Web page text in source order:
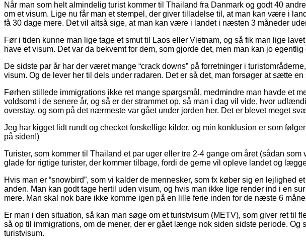
Når man som helt almindelig turist kommer til Thailand fra Danmark og godt 40
om et visum. Lige nu får man et stempel, der giver tilladelse til, at man kan være i
få 30 dage mere. Det vil altså sige, at man kan være i landet i næsten 3 måneder
Før i tiden kunne man lige tage et smut til Laos eller Vietnam, og så fik man lige
have et visum. Det var da bekvemt for dem, som gjorde det, men man kan jo
De sidste par år har der været mange “crack downs” på forretninger i
visum. Og de lever her til dels under radaren. Det er så det, man forsøger at sætte en
Førhen stillede immigrations ikke ret mange spørgsmål, medmindre man havde et
voldsomt i de senere år, og så er der strammet op, så man i dag vil vide, hvor
overstay, og som på det nærmeste var gået under jorden her. Det er blevet meget
Jeg har kigget lidt rundt og checket forskellige kilder, og min konklusion er som
på siden!)
Turister, som kommer til Thailand et par uger eller tre 2-4 gange om året (sådan
glade for rigtige turister, der kommer tilbage, fordi de gerne vil opleve landet og
Hvis man er “snowbird”, som vi kalder de mennesker, som fx køber sig en
anden. Man kan godt tage hertil uden visum, og hvis man ikke lige render ind i en
mere. Man skal nok bare ikke komme igen på en lille ferie inden for de næste 6
Er man i den situation, så kan man søge om et turistvisum (METV), som giver ret
så op til immigrations, om de mener, der er gået længe nok siden sidste periode.
turistvisum.